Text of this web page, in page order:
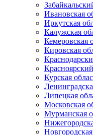
Ивановская
Иркутская
Калужская
Кемеровская
Кировская
Курская
Липецкая
Московская
Мурманская